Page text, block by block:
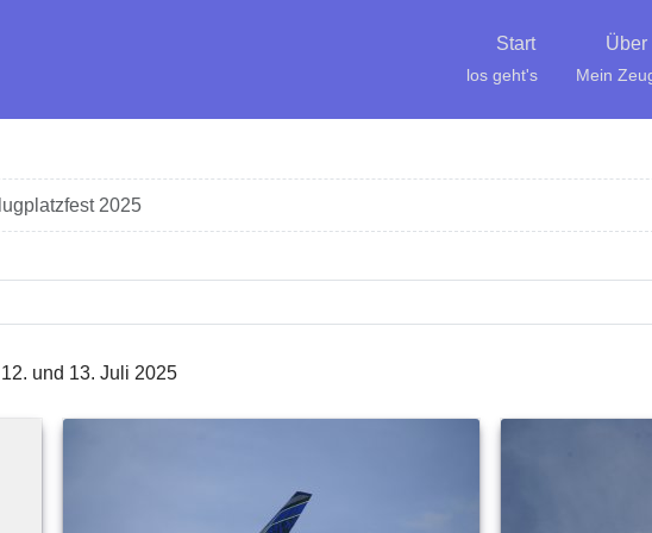
Start
los geht's
Über
Mein
2025
und 13. Juli 2025